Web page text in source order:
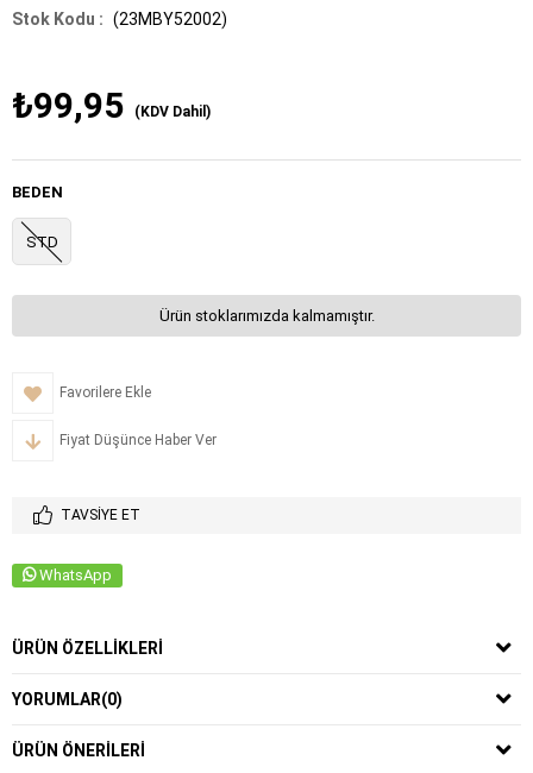
(23MBY52002)
₺99,95 (KDV Dahil)
BEDEN
STD
Ürün stoklarımızda kalmamıştır.
Favorilere Ekle
Fiyat Düşünce Haber Ver
TAVSIYE ET
WhatsApp
ÜRÜN ÖZELLIKLERI
YORUMLAR(0)
ÜRÜN ÖNERILERI